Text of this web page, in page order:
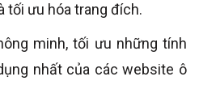
tối ưu hóa trang đích.
minh, tối ưu những tính
nhất của các website ô